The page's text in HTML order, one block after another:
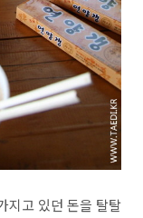
지고 있던 돈을 탈탈